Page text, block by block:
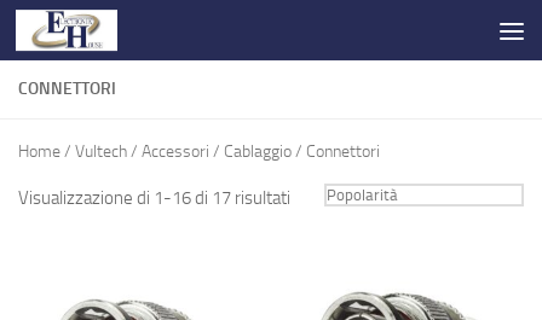
Salta al contenuto
CONNETTORI
Home/ Vultech/ Accessori / Cablaggio/ Connettori
Visualizzazione di 1-16 di 17 risultati